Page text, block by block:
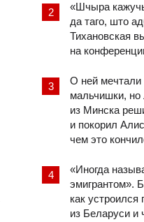
«Шчыра
да таго, што
Тихановская
на
О ней мечтали
мальчишки, но
из Минска
и покорил
чем это
«Иногда
эмигрантом».
как
из Беларуси и